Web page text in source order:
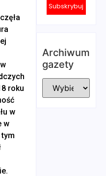
roku
w
w
Subskrybuj
Archiwum
gazety